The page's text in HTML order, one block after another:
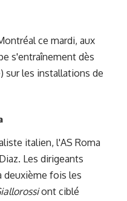
ce mardi, aux
s'entraînement dès
sur les installations de
italien, l'AS Roma
Les dirigeants
deuxième fois les
ont ciblé